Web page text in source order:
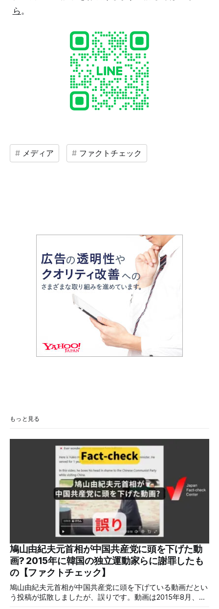
ら。
メディア ファクトチェック
もっと見る
鳩山由紀夫元首相が中国共産党に頭を下げた動
画? 2015年に韓国の独立運動家らに謝罪したも
の【ファクトチェック】
鳩山由紀夫元首相が中国共産党に頭を下げている動画だとい
う投稿が拡散しましたが、誤りです。動画は2015年8月、鳩